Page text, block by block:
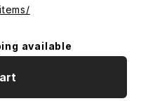
available